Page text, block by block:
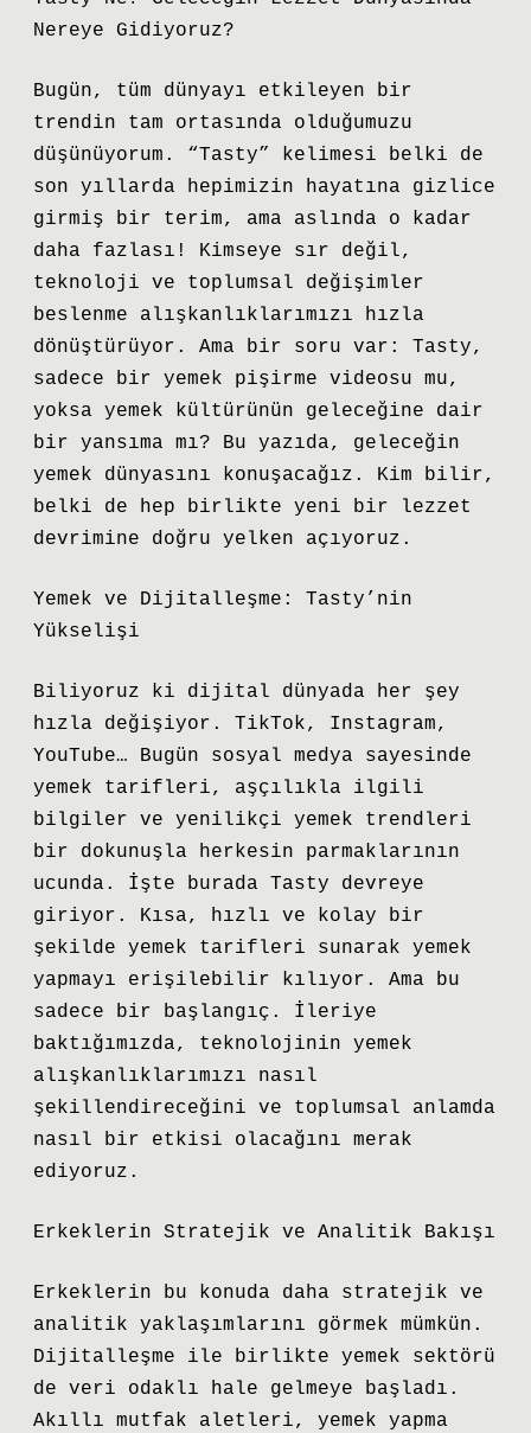
Nereye Gidiyoruz?
Bugün, tüm dünyayı etkileyen bir
trendin tam ortasında olduğumuzu
düşünüyorum. “Tasty” kelimesi belki de
son yıllarda hepimizin hayatına gizlice
girmiş bir terim, ama aslında o kadar
daha fazlası! Kimseye sır değil,
teknoloji ve toplumsal değişimler
beslenme alışkanlıklarımızı hızla
dönüştürüyor. Ama bir soru var: Tasty,
sadece bir yemek pişirme videosu mu,
yoksa yemek kültürünün geleceğine dair
bir yansıma mı? Bu yazıda, geleceğin
yemek dünyasını konuşacağız. Kim bilir,
belki de hep birlikte yeni bir lezzet
devrimine doğru yelken açıyoruz.
Yemek ve Dijitalleşme: Tasty’nin
Yükselişi
Biliyoruz ki dijital dünyada her şey
hızla değişiyor. TikTok, Instagram,
YouTube… Bugün sosyal medya sayesinde
yemek tarifleri, aşçılıkla ilgili
bilgiler ve yenilikçi yemek trendleri
bir dokunuşla herkesin parmaklarının
ucunda. İşte burada Tasty devreye
giriyor. Kısa, hızlı ve kolay bir
şekilde yemek tarifleri sunarak yemek
yapmayı erişilebilir kılıyor. Ama bu
sadece bir başlangıç. İleriye
baktığımızda, teknolojinin yemek
alışkanlıklarımızı nasıl
şekillendireceğini ve toplumsal anlamda
nasıl bir etkisi olacağını merak
ediyoruz.
Erkeklerin Stratejik ve Analitik Bakışı
Erkeklerin bu konuda daha stratejik ve
analitik yaklaşımlarını görmek mümkün.
Dijitalleşme ile birlikte yemek sektörü
de veri odaklı hale gelmeye başladı.
Akıllı mutfak aletleri, yemek yapma